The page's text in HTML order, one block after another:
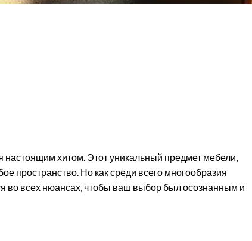
хитом. Этот уникальный предмет мебели,
пространство. Но как среди всего многообразия
во всех нюансах, чтобы ваш выбор был осознанным и